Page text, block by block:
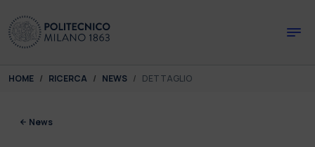
You are here:
HOME RICERCA NEWS DETTAGLIO
News